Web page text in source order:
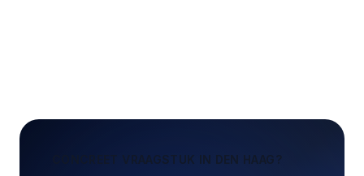
CONCREET VRAAGSTUK IN DEN HAAG?